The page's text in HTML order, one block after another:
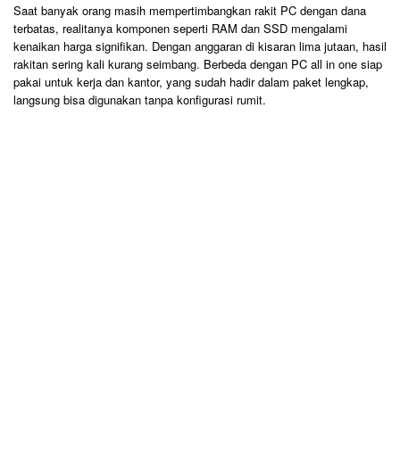
Saat banyak orang masih mempertimbangkan rakit PC dengan dana
terbatas, realitanya komponen seperti RAM dan SSD mengalami
kenaikan harga signifikan. Dengan anggaran di kisaran lima jutaan, hasil
rakitan sering kali kurang seimbang. Berbeda dengan PC all in one siap
pakai untuk kerja dan kantor, yang sudah hadir dalam paket lengkap,
langsung bisa digunakan tanpa konfigurasi rumit.